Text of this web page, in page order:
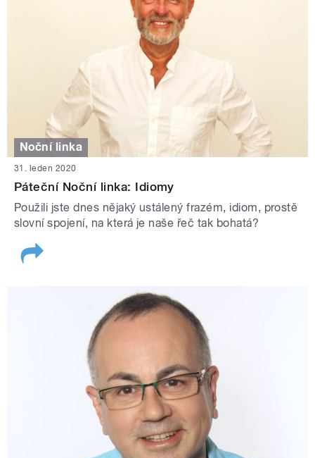
Noční linka
31. leden 2020
Páteční Noční linka: Idiomy
Použili jste dnes nějaký ustálený frazém, idiom, prostě
slovní spojení, na která je naše řeč tak bohatá?